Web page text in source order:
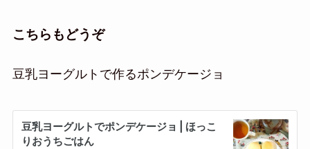
こちらもどうぞ
豆乳ヨーグルトで作るポンデケージョ